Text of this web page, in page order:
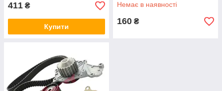
411 ₴
Купити
Немає в наявності
160 ₴